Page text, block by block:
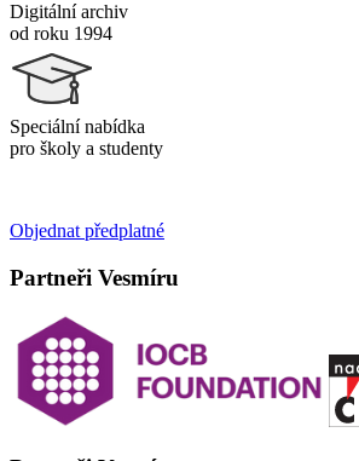
Digitální archiv
od roku 1994
Speciální nabídka
pro školy a studenty
Objednat předplatné
Partneři Vesmíru